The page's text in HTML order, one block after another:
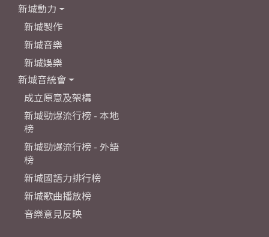
新城動力
新城製作
新城音樂
新城娛樂
新城音統會
成立原意及架構
新城勁爆流行榜 - 本地
榜
新城勁爆流行榜 - 外語
榜
新城國語力排行榜
新城歌曲播放榜
音樂意見反映